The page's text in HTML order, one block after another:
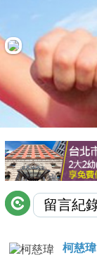
最新留言
商家合作
推薦景點
討論區
聯絡我們
柯慈瑋